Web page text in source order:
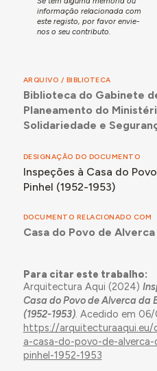
informação relacionada com
este registo, por favor envie-
nos o seu contributo.
ARQUIVO / BIBLIOTECA
Biblioteca do Gabinete
Planeamento do
Solidariedade e
DESIGNAÇÃO DO DOCUMENTO
Inspeções à Casa do
Pinhel (1952-1953)
DOCUMENTO RELACIONADO COM
Casa do Povo de
Para citar este trabalho:
Arquitectura Aqui (2024)
Casa do Povo de Alverca da
(1952-1953). Acedido em
https://arquitecturaaqui.eu/
a-casa-do-povo-de-alverca-
pinhel-1952-1953